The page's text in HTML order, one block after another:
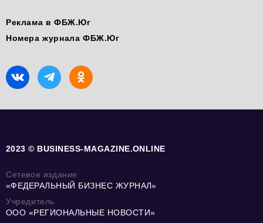
Реклама в ФБЖ.Юг
Номера журнала ФБЖ.Юг
2023 © BUSINESS-MAGAZINE.ONLINE
Сетевое издание
«ФЕДЕРАЛЬНЫЙ БИЗНЕС ЖУРНАЛ»
Учредитель
ООО «РЕГИОНАЛЬНЫЕ НОВОСТИ»